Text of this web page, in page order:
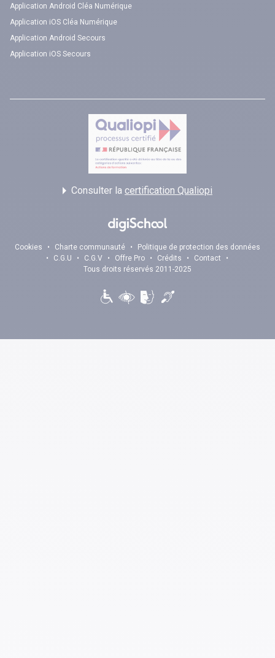
Application Android Cléa Numérique
Application iOS Cléa Numérique
Application Android Secours
Application iOS Secours
Consulter la certification Qualiopi
Cookies • Charte communauté •
Politique de protection des données
•
C.G.U • C.G.V • Offre Pro • Crédits • Contact
•
Tous droits réservés 2011-2025